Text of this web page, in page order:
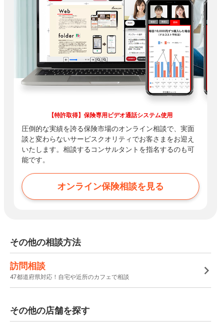
【特許取得】保険専用ビデオ通話システム使用
圧倒的な実績を誇る保険市場のオンライン相談で、実面
談と変わらないサービスクオリティでお客さまをお迎え
いたします。相談するコンサルタントを指名するのも可
能です。
オンライン保険相談を見る
その他の相談方法
訪問相談
47都道府県対応！自宅や近所のカフェで相談
その他の店舗を探す